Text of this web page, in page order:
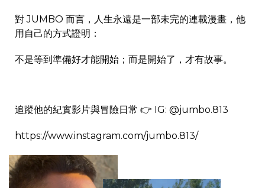
對JUMBO 而言，人生永遠是一部未完的連載漫畫，他
用自己的方式證明：
不是等到準備好才能開始；而是開始了，才有故事。
追蹤他的紀實影片與冒險日常 👉 IG: @jumbo.813
https://www.instagram.com/jumbo.813/